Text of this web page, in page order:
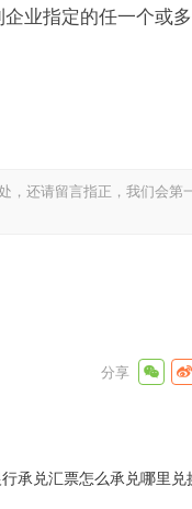
业指定的任一个或
，还请留言指正，我们会第
承兑汇票怎么承兑哪里兑